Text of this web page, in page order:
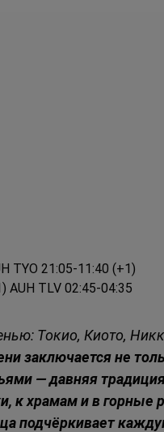
TYO 21:05-11:40 (+1)
AUH TLV 02:45-04:35
Токио, Киото,
заключается не
— давняя
к храмам и в
подчёркивает